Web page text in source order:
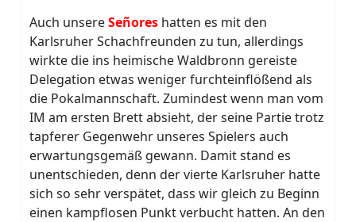
Auch unsereSeñores hatten es mit den
Karlsruher Schachfreunden zu tun, allerdings
wirkte die ins heimische Waldbronn gereiste
Delegation etwas weniger furchteinflößend als
die Pokalmannschaft. Zumindest wenn man vom
IM am ersten Brett absieht, der seine Partie trotz
tapferer Gegenwehr unseres Spielers auch
erwartungsgemäß gewann. Damit stand es
unentschieden, denn der vierte Karlsruher hatte
sich so sehr verspätet, dass wir gleich zu Beginn
einen kampflosen Punkt verbucht hatten. An den